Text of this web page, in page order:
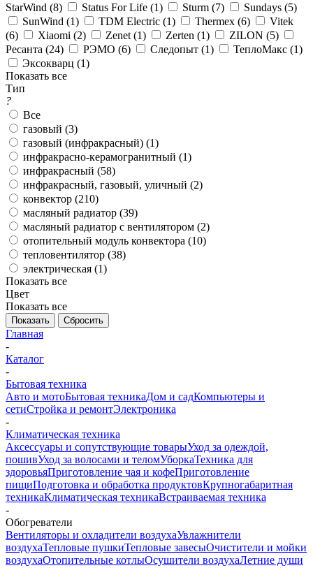
StarWind (8) Status For Life (1) Sturm (7) Sundays (5)
SunWind (1) TDM Electric (1) Thermex (6)
Vitek
(6) Xiaomi (2) Zenet (1) Zerten (1) ZILON (5)
Ресанта (24) РЭМО (6) Следопыт (1) ТеплоМакс (1)
Эксокварц (1)
Показать все
Тип
?
Все
газовый (3)
газовый (инфракрасный) (1)
инфракрасно-керамогранитный (1)
инфракрасный (58)
инфракрасный, газовый, уличный (2)
конвектор (210)
масляный радиатор (39)
масляный радиатор с вентилятором (2)
отопительный модуль конвектора (10)
тепловентилятор (38)
электрическая (1)
Показать все
Цвет
Показать все
Показать Сбросить
Главная
-
Каталог
-
Бытовая техника
Авто и мотоБытовая техникаДом и садКомпьютеры и
сетиСтройка и ремонтЭлектроника
-
Климатическая техника
Аксессуары и сопутствующие товарыУход за одеждой,
пошивУход за волосами и теломУборкаТехника для
здоровьяПриготовление чая и кофеПриготовление
пищиПодготовка и обработка продуктовКрупногабаритная
техникаКлиматическая техникаВстраиваемая техника
-
Обогреватели
Вентиляторы и охладители воздухаУвлажнители
воздухаТепловые пушкиТепловые завесыОчистители и мойки
воздухаОтопительные котлыОсушители воздухаЛетние души